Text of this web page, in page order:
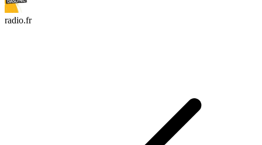
radio.fr